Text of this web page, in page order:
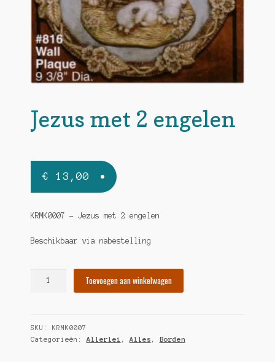
Jezus met 2 engelen
€ 13,00
KRMK0007 – Jezus met 2 engelen
Beschikbaar via nabestelling
hoeveelheid
Toevoegen aan winkelwagen
SKU:
KRMK0007
Categorieën: Allerlei , Alles , Borden